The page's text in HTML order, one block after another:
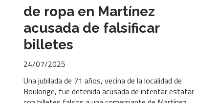
de ropa en Martínez
acusada de falsificar
billetes
Una jubilada de 71 años, vecina de la localidad de
Boulonge, fue detenida acusada de intentar estafar
24/07/2025